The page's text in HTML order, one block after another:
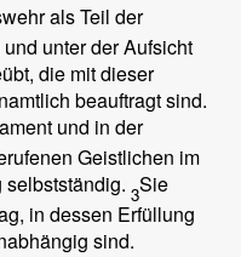
als Teil der
unter der Aufsicht
die mit dieser
beauftragt sind.
und in der
Geistlichen im
3Sie
in dessen Erfüllung
sind.